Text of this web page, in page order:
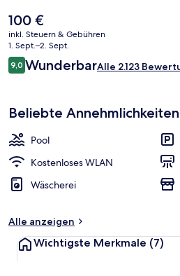
Personal erhalten tolle Bewertungen
Der
aktuelle
Preis
beträgt
100 €.
100 €
inkl. Steuern & Gebühren
1. Sept.–2. Sept.
Bewertungen
9,09,0 von 10.
WunderbarAlle 2.123
Beliebte Annehmlichkeiten
Pool
Kostenloses WLAN
Wäscherei
Alle anzeigen
Wichtigste Merkmale (7)